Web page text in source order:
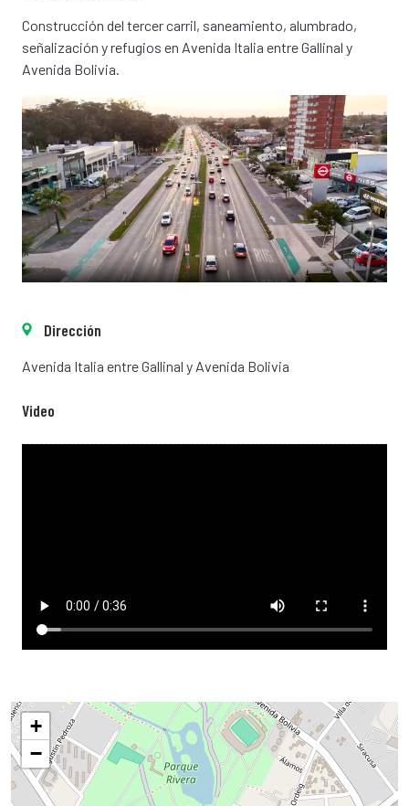
Construcción del tercer carril, saneamiento, alumbrado,
señalización y refugios en Avenida Italia entre Gallinal y
Avenida Bolivia.
Dirección
Avenida Italia entre Gallinal y Avenida Bolivia
Video
+
−